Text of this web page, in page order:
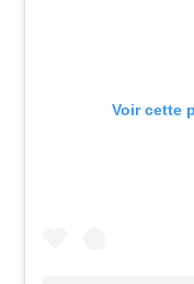
Voir cette